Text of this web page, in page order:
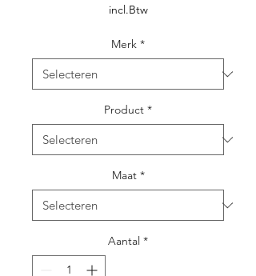
incl.Btw
Merk *
Product *
Maat *
Aantal *